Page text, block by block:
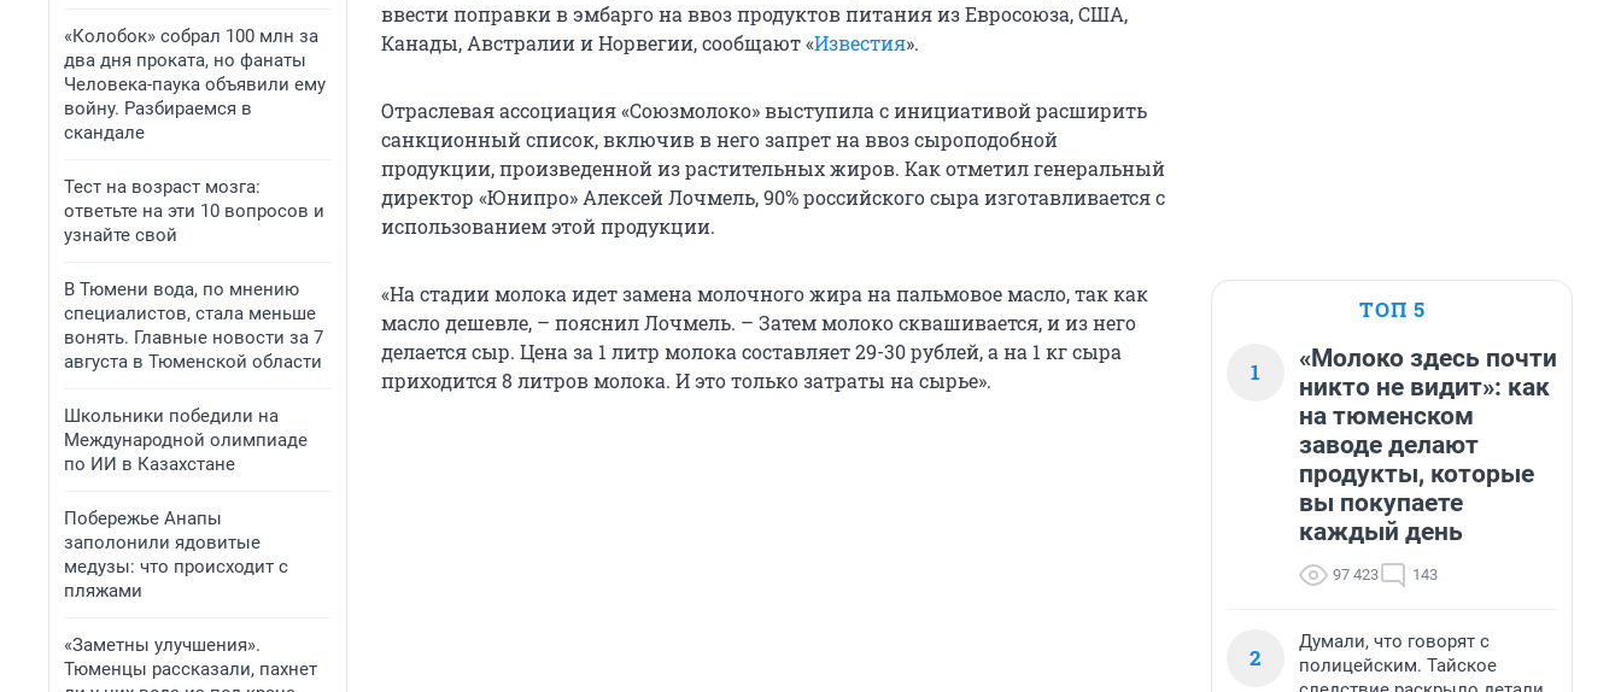
«Колобок» собрал 100 млн за
два дня проката, но фанаты
Человека-паука объявили ему
войну. Разбираемся в
скандале
Тест на возраст мозга:
ответьте на эти 10 вопросов и
узнайте свой
В Тюмени вода, по мнению
специалистов, стала меньше
вонять. Главные новости за 7
августа в Тюменской области
Школьники победили на
Международной олимпиаде
по ИИ в Казахстане
Побережье Анапы
заполонили ядовитые
медузы: что происходит с
пляжами
«Заметны улучшения».
Тюменцы рассказали, пахнет
ввести поправки в эмбарго на ввоз продуктов питания из Евросоюза, США,
Канады, Австралии и Норвегии, сообщают «Известия».
Отраслевая ассоциация «Союзмолоко» выступила с инициативой расширить
санкционный список, включив в него запрет на ввоз сыроподобной
продукции, произведенной из растительных жиров. Как отметил генеральный
директор «Юнипро» Алексей Лочмель, 90% российского сыра изготавливается с
использованием этой продукции.
«На стадии молока идет замена молочного жира на пальмовое масло, так как
масло дешевле, – пояснил Лочмель. – Затем молоко сквашивается, и из него
делается сыр. Цена за 1 литр молока составляет 29-30 рублей, а на 1 кг сыра
приходится 8 литров молока. И это только затраты на сырье».
ТОП 5
1
«Молоко здесь почти
никто не видит»: как
на тюменском
заводе делают
продукты, которые
вы покупаете
каждый день
97 423 143
2
Думали, что говорят с
полицейским. Тайское